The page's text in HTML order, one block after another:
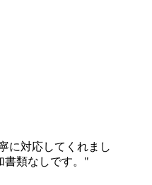
に対応してくれまし
類なしです。 "